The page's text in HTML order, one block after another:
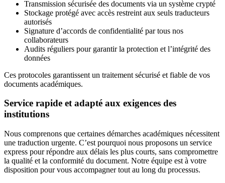
Transmission sécurisée des documents via un système crypté
Stockage protégé avec accès restreint aux seuls traducteurs
autorisés
Signature d’accords de confidentialité par tous nos
collaborateurs
Audits réguliers pour garantir la protection et l’intégrité des
données
Ces protocoles garantissent un traitement sécurisé et fiable de vos
documents académiques.
Service rapide et adapté aux exigences des
institutions
Nous comprenons que certaines démarches académiques nécessitent
une traduction urgente. C’est pourquoi nous proposons un service
express pour répondre aux délais les plus courts, sans compromettre
la qualité et la conformité du document. Notre équipe est à votre
disposition pour vous accompagner tout au long du processus.